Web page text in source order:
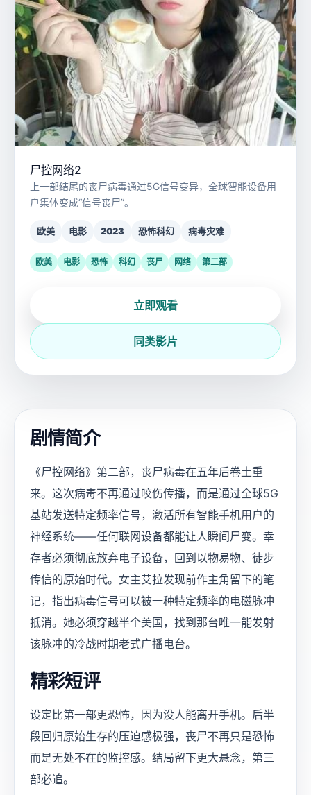
尸控网络2
上一部结尾的丧尸病毒通过5G信号变异，全球智能设备用
户集体变成“信号丧尸”。
欧美 电影 2023 恐怖科幻 病毒灾难
欧美 电影 恐怖 科幻 丧尸 网络 第二部
立即观看
同类影片
剧情简介
《尸控网络》第二部，丧尸病毒在五年后卷土重
来。这次病毒不再通过咬伤传播，而是通过全球5G
基站发送特定频率信号，激活所有智能手机用户的
神经系统——任何联网设备都能让人瞬间尸变。幸
存者必须彻底放弃电子设备，回到以物易物、徒步
传信的原始时代。女主艾拉发现前作主角留下的笔
记，指出病毒信号可以被一种特定频率的电磁脉冲
抵消。她必须穿越半个美国，找到那台唯一能发射
该脉冲的冷战时期老式广播电台。
精彩短评
设定比第一部更恐怖，因为没人能离开手机。后半
段回归原始生存的压迫感极强，丧尸不再只是恐怖
而是无处不在的监控感。结局留下更大悬念，第三
部必追。